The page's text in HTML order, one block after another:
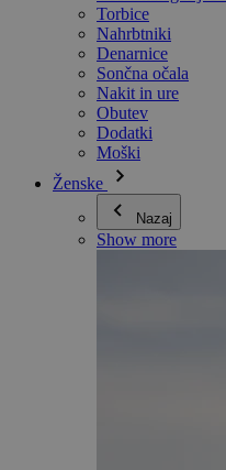
Torbice
Nahrbtniki
Denarnice
Sončna očala
Nakit in ure
Obutev
Dodatki
Moški
Ženske
Nazaj
Show more